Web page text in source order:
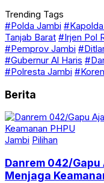
Trending Tags
#Polda Jambi
Tanjab Barat #Irjen Pol
#Pemprov Jambi
#Gubernur Al Haris
#Polresta Jambi
Berita
Jambi Pilihan
Danrem 042/
Menjaga